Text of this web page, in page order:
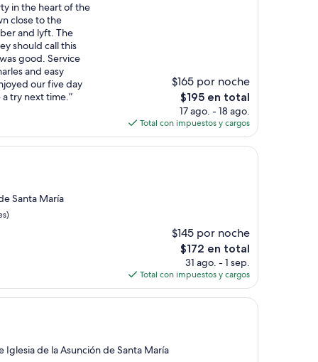
in the heart of the
close to the
and lyft. The
should call this
good. Service
and easy
our five day
try next time.”
$165 por noche
El
precio
actual
es
de
$195 en total
17 ago. - 18 ago.
Total con impuestos y cargos
Santa María
$145 por noche
El
precio
actual
es
de
$172 en total
31 ago. - 1 sep.
Total con impuestos y cargos
de la Asunción de Santa María